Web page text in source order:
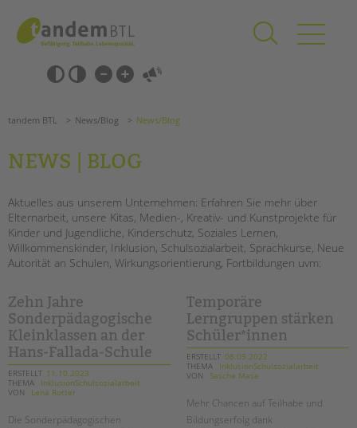
springen
Barrierefrei-
Einstellungen
überspringen
überspringen
SCHULE & GANZTAG
Grundschulen
Oberschulen
Förderzentren
Kollegs
Schulbezogene Sozialarbeit
Tagesgruppen
HILFEN ZUR ERZIEHUNG
EINGLIEDERUNGSHILFE
BETREUTES WOHNEN
tandem BTL News/Blog News/Blog
NEWS | BLOG
Aktuelles aus unserem Unternehmen: Erfahren Sie mehr über
Elternarbeit, unsere Kitas, Medien-, Kreativ- und Kunstprojekte für
Kinder und Jugendliche, Kinderschutz, Soziales Lernen,
Willkommenskinder, Inklusion, Schulsozialarbeit, Sprachkurse, Neue
Autorität an Schulen, Wirkungsorientierung, Fortbildungen uvm:
Zehn Jahre
Sonderpädagogische
Kleinklassen an der
Hans-Fallada-Schule
ERSTELLT 11.10.2023
THEMA
InklusionSchulsozialarbeit
VON
Lena Rotter
Die Sonderpädagogischen
Temporäre
Lerngruppen stärken
Schüler*innen
ERSTELLT 08.09.2022
THEMA
InklusionSchulsozialarbeit
VON
Sasche Mase
Mehr Chancen auf Teilhabe und
Bildungserfolg dank